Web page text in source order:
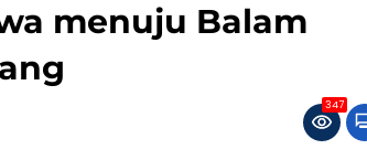
menuju Balam
347